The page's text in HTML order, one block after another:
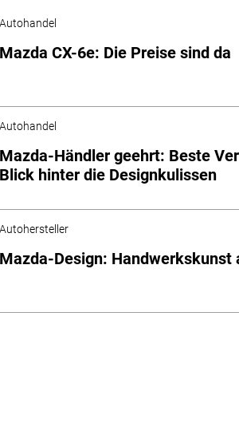
Autohandel
Mazda CX-6e: Die Preise sind da
Autohandel
Mazda-Händler geehrt: Beste
Blick hinter die Designkulissen
Autohersteller
Mazda-Design: Handwerkskunst